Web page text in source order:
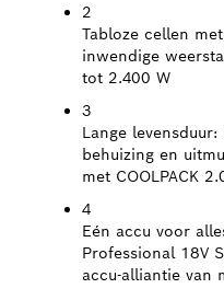
2
Tabloze cellen
inwendige
tot 2.400 W
3
Lange levensduur:
behuizing en
met COOLPACK
4
Eén accu voor
Professional 18V
accu-alliantie van